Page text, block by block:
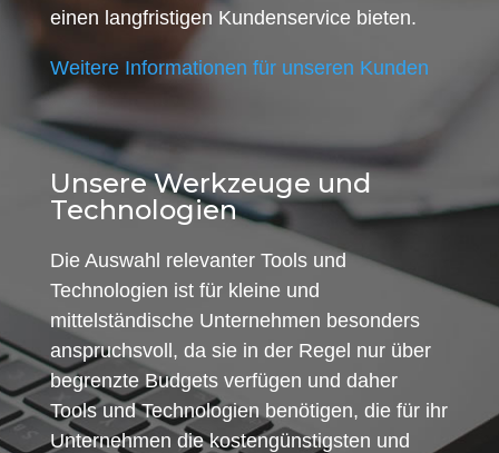
einen langfristigen Kundenservice bieten.
Weitere Informationen für unseren Kunden
Unsere Werkzeuge und
Technologien
Die Auswahl relevanter Tools und
Technologien ist für kleine und
mittelständische Unternehmen besonders
anspruchsvoll, da sie in der Regel nur über
begrenzte Budgets verfügen und daher
Tools und Technologien benötigen, die für ihr
Unternehmen die kostengünstigsten und